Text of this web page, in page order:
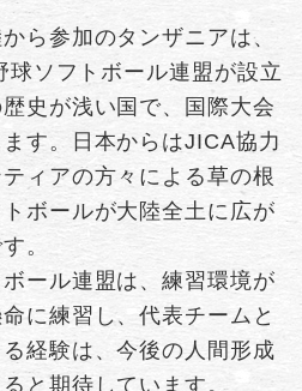
ら参加のタンザニアは、
ソフトボール連盟が設立
史が浅い国で、国際大会
す。日本からはJICA協力
ィアの方々による草の根
ボールが大陸全土に広が
。
ール連盟は、練習環境が
に練習し、代表チームと
経験は、今後の人間形成
と期待しています。